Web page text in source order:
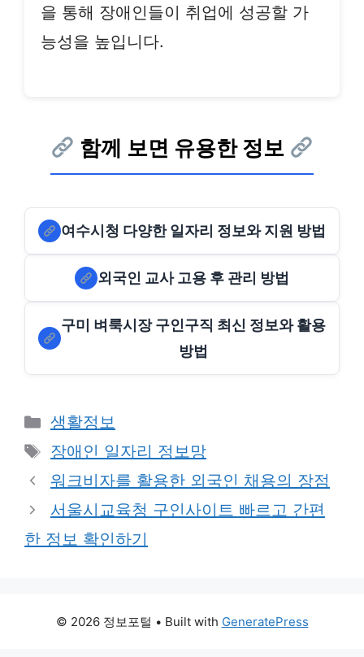
을 통해 장애인들이 취업에 성공할 가
능성을 높입니다.
함께 보면 유용한 정보
여수시청 다양한 일자리 정보와 지원 방법
외국인 교사 고용 후 관리 방법
구미 벼룩시장 구인구직 최신 정보와 활용
방법
Categories
생활정보
Tags
장애인 일자리 정보망
워크비자를 활용한 외국인 채용의 장점
서울시교육청 구인사이트 빠르고 간편
한 정보 확인하기
© 2026 정보포털 • Built with GeneratePress